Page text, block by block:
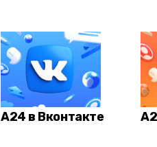
А24 в Вконтакте